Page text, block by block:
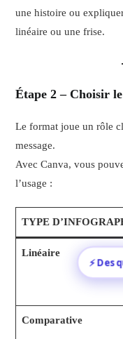
une histoire ou
linéaire ou une frise.
Étape 2 – Choisir
Le format joue un rôle
message.
Avec Canva, vous
l’usage :
TYPE
Linéaire
Comparative
⚡ Des